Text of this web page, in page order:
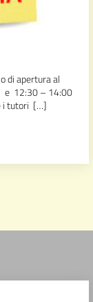
di apertura al
e 12:30 – 14:00
i tutori […]